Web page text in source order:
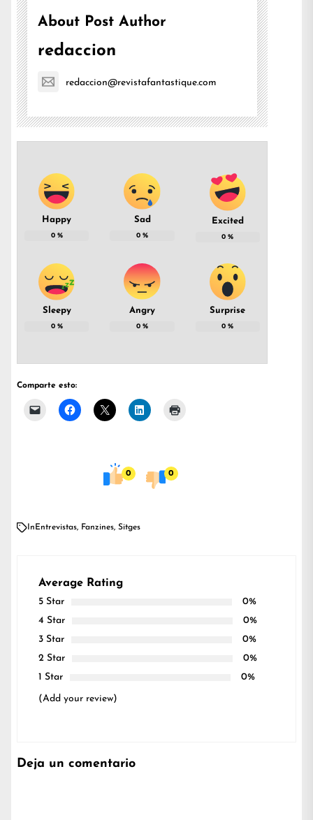
About Post Author
redaccion
redaccion@revistafantastique.com
Happy
0%
Sad
0 %
Excited
0 %
Sleepy
0%
Angry
0 %
Surprise
0 %
Comparte esto:
0 0
In Entrevistas, Fanzines, Sitges
Average Rating
5 Star
0%
4 Star
0%
3 Star
0%
2 Star
0%
1 Star
0%
(Add your review)
Deja un comentario